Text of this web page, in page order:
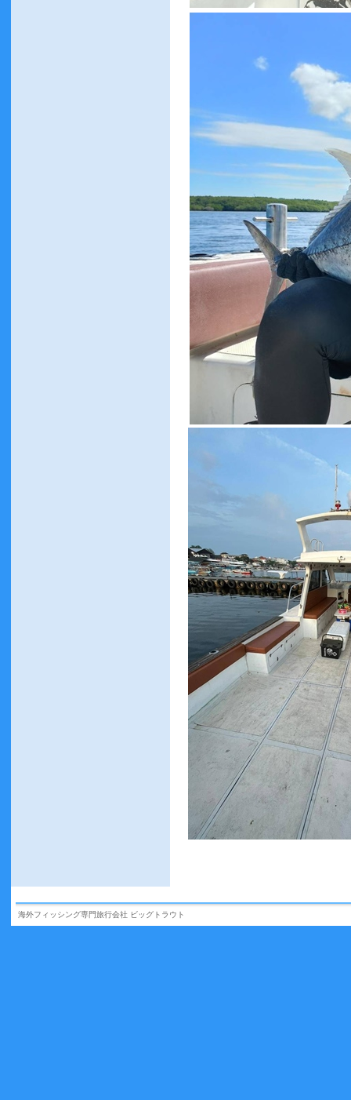
海外フィッシング専門旅行会社 ビッグトラウト